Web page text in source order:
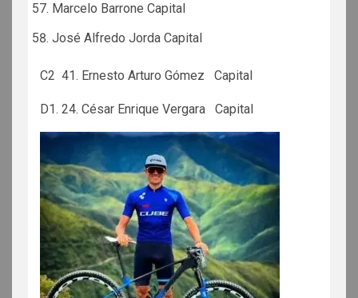
Marcelo Barrone Capital
José Alfredo Jorda Capital
C2 41. Ernesto Arturo Gómez Capital
D1. 24. César Enrique Vergara Capital